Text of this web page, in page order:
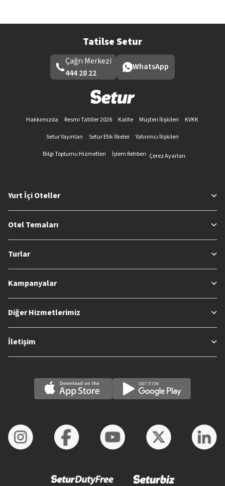
Tatilse Setur
Çağrı Merkezi
444 28 22
WhatsApp
Hakkımızda Resmi Tatiller 2026 Kalite Müşteri İlişkileri
KVKK
Setur Yayınları
Setur Etik İlkeler
Yatırımcı İlişkileri
Bilgi Toplumu Hizmetleri
İşlem Rehberi Çerez Ayarları
Yurt İçi Oteller
Otel Temaları
Turlar
Kampanyalar
Diğer Hizmetlerimiz
İletişim